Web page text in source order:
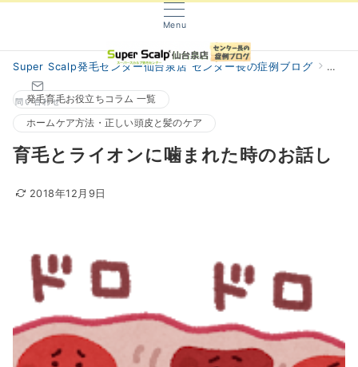
Menu
問い合わせ
Super Scalp発毛センター仙台泉店 センター長の症例ブログ 阿部
発毛育毛お役立ちコラム 一覧
ホームケア方法・正しい頭皮と髪のケア
育毛とライオンに噛まれた時のお話し
2018年12月9日